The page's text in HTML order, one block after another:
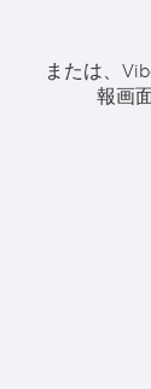
または、
報画